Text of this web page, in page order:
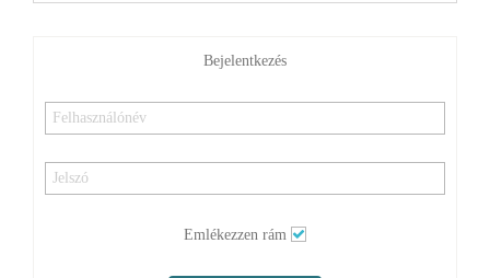
Bejelentkezés
Emlékezzen rám